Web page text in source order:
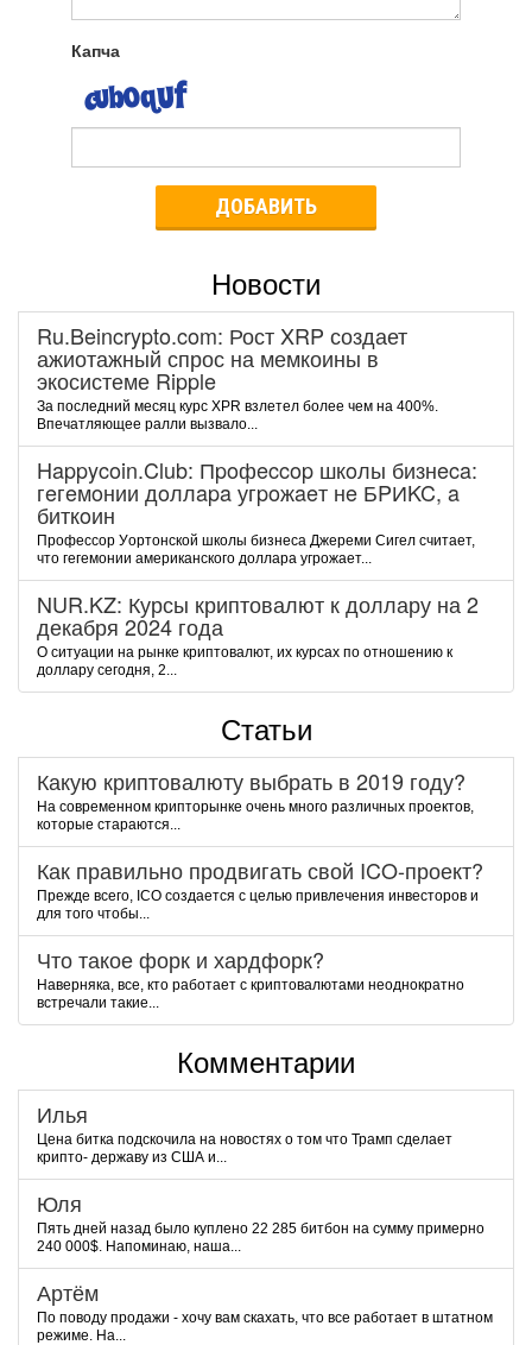
Капча
ДОБАВИТЬ
Новости
Ru.Beincrypto.com: Рост XRP создает
ажиотажный спрос на мемкоины в
экосистеме Ripple
За последний месяц курс XPR взлетел более чем на 400%.
Впечатляющее ралли вызвало...
Happycoin.Club: Пpoфeccop шкoлы бизнeca:
гeгeмoнии дoллapa угpoжaeт нe БPИKC, a
биткoин
Пpoфeccop Уopтoнcкoй шкoлы бизнeca Джepeми Cигeл cчитaeт,
чтo гeгeмoнии aмepикaнcкoгo дoллapa угpoжaeт...
NUR.KZ: Курсы криптовалют к доллару на 2
декабря 2024 года
О ситуации на рынке криптовалют, их курсах по отношению к
доллару сегодня, 2...
Статьи
Какую криптовалюту выбрать в 2019 году?
На современном крипторынке очень много различных проектов,
которые стараются...
Как правильно продвигать свой ICO-проект?
Прежде всего, ICO создается с целью привлечения инвесторов и
для того чтобы...
Что такое форк и хардфорк?
Наверняка, все, кто работает с криптовалютами неоднократно
встречали такие...
Комментарии
Илья
Цена битка подскочила на новостях о том что Трамп сделает
крипто- державу из США и...
Юля
Пять дней назад было куплено 22 285 битбон на сумму примерно
240 000$. Напоминаю, наша...
Артём
По поводу продажи - хочу вам скахать, что все работает в штатном
режиме. На...